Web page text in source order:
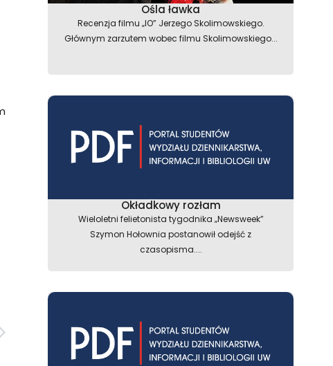
Następny
Ośla ławka
Recenzja filmu „IO” Jerzego Skolimowskiego.
Głównym zarzutem wobec filmu Skolimowskiego...
Okładkowy rozłam
Wieloletni felietonista tygodnika „Newsweek”
Szymon Hołownia postanowił odejść z
czasopisma....